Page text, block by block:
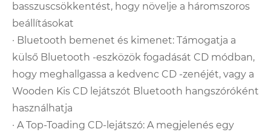
basszuscsökkentést, hogy növelje a háromszoros
beállításokat
· Bluetooth bemenet és kimenet: Támogatja a
külső Bluetooth -eszközök fogadását CD módban,
hogy meghallgassa a kedvenc CD -zenéjét, vagy a
Wooden Kis CD lejátszót Bluetooth hangszóróként
használhatja
· A Top-Toading CD-lejátszó: A megjelenés egy